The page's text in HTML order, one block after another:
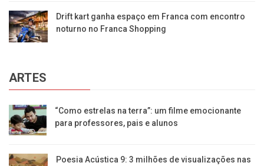
Drift kart ganha espaço em Franca com encontro
noturno no Franca Shopping
ARTES
“Como estrelas na terra”: um filme emocionante
para professores, pais e alunos
Poesia Acústica 9: 3 milhões de visualizações nas